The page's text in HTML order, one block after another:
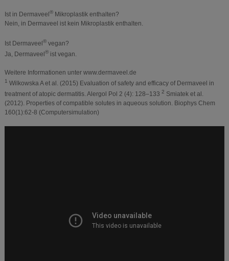
Ist in Dermaveel ®Mikroplastik enthalten?
Nein, in Dermaveel ist kein Mikroplastik enthalten.
Ist Dermaveel ®vegan?
Ja, Dermaveel ®ist vegan.
Weitere Informationen unter www.dermaveel.de
1 Wilkowska A et al. (2015) Evaluation of safety and efficacy of Dermaveel in
treatment of atopic dermatitis. Alergol Pol 2 (4): 128–133 2 Smiatek et al.
(2012). Properties of compatible solutes in aqueous solution. Biophys Chem
160(1):62-8 (Computersimulation)